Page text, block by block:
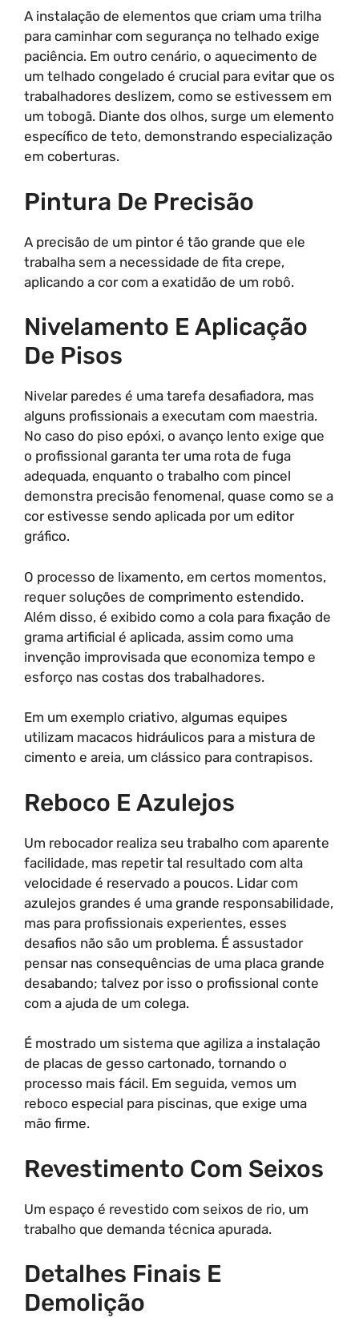
A instalação de elementos que criam uma trilha
para caminhar com segurança no telhado exige
paciência. Em outro cenário, o aquecimento de
um telhado congelado é crucial para evitar que os
trabalhadores deslizem, como se estivessem em
um tobogã. Diante dos olhos, surge um elemento
específico de teto, demonstrando especialização
em coberturas.
Pintura De Precisão
A precisão de um pintor é tão grande que ele
trabalha sem a necessidade de fita crepe,
aplicando a cor com a exatidão de um robô.
Nivelamento E Aplicação
De Pisos
Nivelar paredes é uma tarefa desafiadora, mas
alguns profissionais a executam com maestria.
No caso do piso epóxi, o avanço lento exige que
o profissional garanta ter uma rota de fuga
adequada, enquanto o trabalho com pincel
demonstra precisão fenomenal, quase como se a
cor estivesse sendo aplicada por um editor
gráfico.
O processo de lixamento, em certos momentos,
requer soluções de comprimento estendido.
Além disso, é exibido como a cola para fixação de
grama artificial é aplicada, assim como uma
invenção improvisada que economiza tempo e
esforço nas costas dos trabalhadores.
Em um exemplo criativo, algumas equipes
utilizam macacos hidráulicos para a mistura de
cimento e areia, um clássico para contrapisos.
Reboco E Azulejos
Um rebocador realiza seu trabalho com aparente
facilidade, mas repetir tal resultado com alta
velocidade é reservado a poucos. Lidar com
azulejos grandes é uma grande responsabilidade,
mas para profissionais experientes, esses
desafios não são um problema. É assustador
pensar nas consequências de uma placa grande
desabando; talvez por isso o profissional conte
com a ajuda de um colega.
É mostrado um sistema que agiliza a instalação
de placas de gesso cartonado, tornando o
processo mais fácil. Em seguida, vemos um
reboco especial para piscinas, que exige uma
mão firme.
Revestimento Com Seixos
Um espaço é revestido com seixos de rio, um
trabalho que demanda técnica apurada.
Detalhes Finais E
Demolição